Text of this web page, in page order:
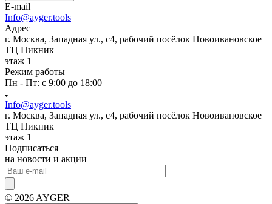
E-mail
Info@ayger.tools
Адрес
г. Москва, Западная ул., с4, рабочий посёлок Новоивановское
ТЦ Пикник
этаж 1
Режим работы
Пн - Пт: с 9:00 до 18:00
Info@ayger.tools
г. Москва, Западная ул., с4, рабочий посёлок Новоивановское
ТЦ Пикник
этаж 1
Подписаться
на новости и акции
© 2026 AYGER